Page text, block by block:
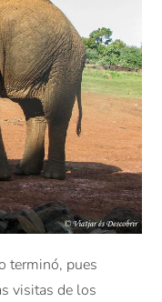
terminó, pues
visitas de los